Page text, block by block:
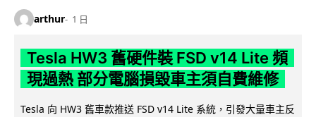
arthur 1 日
Tesla HW3 舊硬件裝 FSD v14 Lite 頻
現過熱 部分電腦損毀車主須自費維修
Tesla 向 HW3 舊車款推送 FSD v14 Lite 系統，引發大量車主反